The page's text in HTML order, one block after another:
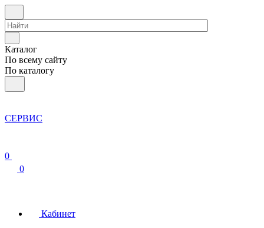
Каталог
По всему сайту
По каталогу
СЕРВИС
0
0
Кабинет